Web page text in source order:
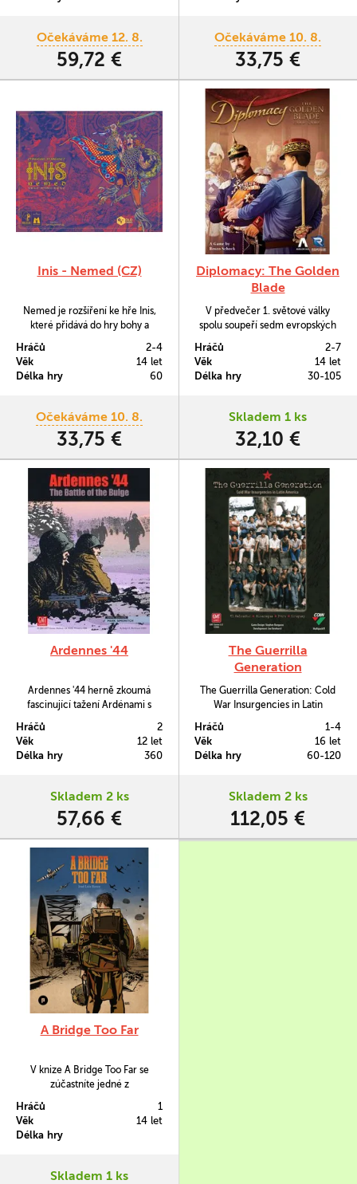
Očekáváme 12. 8.
59,72 €
Očekáváme 10. 8.
33,75 €
Inis - Nemed (CZ)
Nemed je rozšíření ke hře Inis,
které přidává do hry bohy a
Hráčů
2-4
Věk
14 let
Délka hry
60
Očekáváme 10. 8.
33,75 €
Diplomacy: The Golden
Blade
V předvečer 1. světové války
spolu soupeří sedm evropských
kontinentem a to jak vojenskou
manévrováním. Ve hře
hráči budou muset obezřetně
o spolupráci, aby se správně
Hráčů
2-7
Věk
14 let
Délka hry
30-105
Skladem 1 ks
32,10 €
Ardennes '44
Ardennes '44 herně zkoumá
fascinující tažení Ardénami s
tehdejších jednotek a extrémně
historicky věrnou mapou, která
pokrývá území od řeky Our až po
Hráčů
2
Věk
12 let
Délka hry
360
Skladem 2 ks
57,66 €
The Guerrilla
Generation
The Guerrilla Generation: Cold
War Insurgencies in Latin
na systému COIN, který se zabývá
sérií tématicky spřízněných
politicko-vojenských nepokojů.
Hráčů
1-4
Věk
16 let
Délka hry
60-120
Skladem 2 ks
112,05 €
A Bridge Too Far
V knize A Bridge Too Far se
zúčastníte jedné z
operací Druhé světové války. V
tomto gamebooku se totiž
vnoříte do role polského člena 1.
který byl shozen do chaoticky
Hráčů
1
Věk
14 let
Délka hry
Skladem 1 ks